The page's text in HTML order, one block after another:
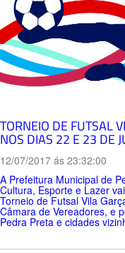
TORNEIO DE FUTSAL
NOS DIAS 22 E 23 DE
12/07/2017 ás 23:32:00
A Prefeitura Municipal de
Cultura, Esporte e Lazer
Torneio de Futsal Vila
Câmara de Vereadores, e
Pedra Preta e cidades